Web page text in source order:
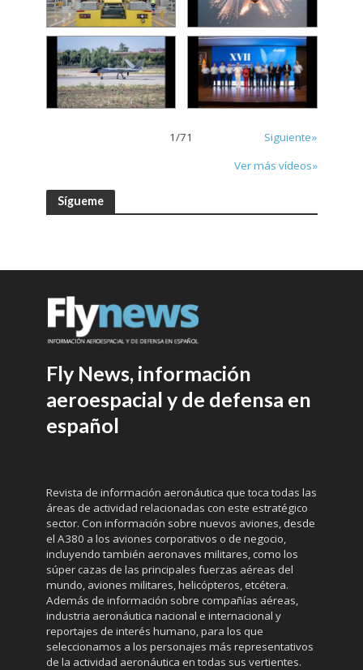
1/71
Siguiente»
Ver más vídeos»
Sígueme
Fly News, información
aeroespacial y de defensa en
español
Revista de información aeronáutica que toca todas las
áreas de actividad relacionadas con este estratégico
sector. Con información sobre nuevos aviones, desde
el A380 a los aviones corporativos o de negocio,
incluyendo también aeronaves militares, como los
súper cazas de las principales fuerzas aéreas del
mundo, aviones militares, helicópteros, etcétera.
Además de información sobre compañías aéreas,
industria aeronáutica nacional e internacional y
reportajes de interés humano, para los que
seleccionamos a los personajes más representativos
de la actividad aeronáutica en todas sus vertientes.